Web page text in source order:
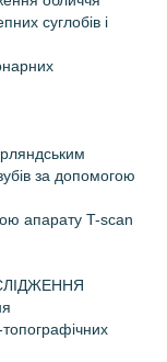
суглобів і
за допомогою
апарату T-scan